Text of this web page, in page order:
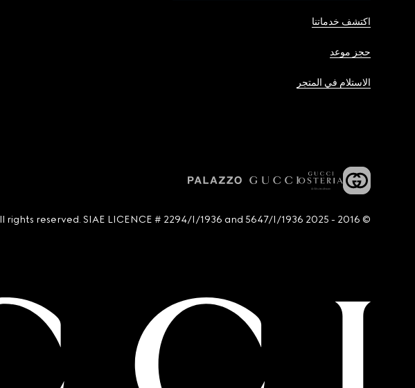
اكتشف خدماتنا
حجز موعد
الاستلام في المتجر
© 2016 - 2025 Guccio Gucci S.p.A. - All rights reserved. SIAE LICENCE # 2294/I/1936 and 5647/I/1936